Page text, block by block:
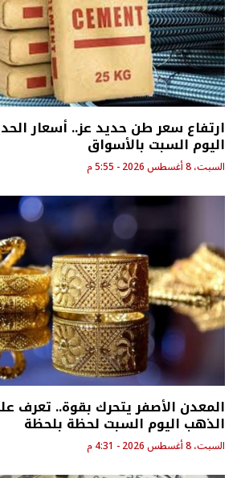
ارتفاع سعر طن حديد عز.. أسعار
اليوم السبت بالأسواق
السبت، 8 أغسطس 2026 - 5:55 م
المعدن الأصفر يتحرك بقوة.. تعرف
الذهب اليوم السبت لحظة بلحظة
السبت، 8 أغسطس 2026 - 4:31 م